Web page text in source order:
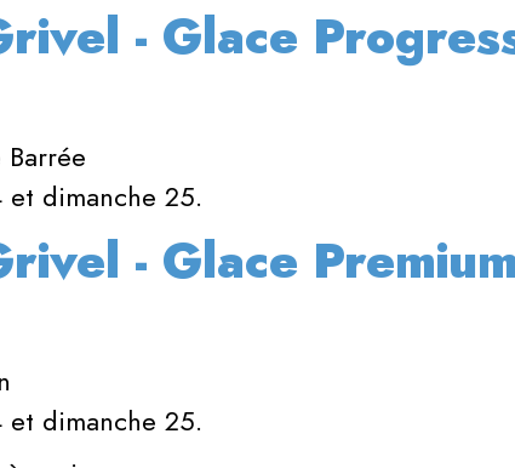
- Glace
et dimanche 25.
- Glace
et dimanche 25.